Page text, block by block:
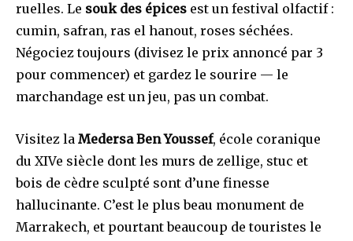
ruelles. Le souk des épices est un festival olfactif :
cumin, safran, ras el hanout, roses séchées.
Négociez toujours (divisez le prix annoncé par 3
pour commencer) et gardez le sourire — le
marchandage est un jeu, pas un combat.
Visitez la Medersa Ben Youssef, école coranique
du XIVe siècle dont les murs de zellige, stuc et
bois de cèdre sculpté sont d’une finesse
hallucinante. C’est le plus beau monument de
Marrakech, et pourtant beaucoup de touristes le